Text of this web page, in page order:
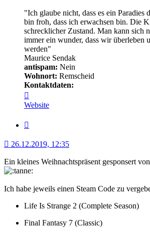
"Ich glaube nicht, dass es ein Paradies
bin froh, dass ich erwachsen bin. Die
schrecklicher Zustand. Man kann sich
immer ein wunder, dass wir überleben
werden"
Maurice Sendak
antispam: Nein
Wohnort: Remscheid
Kontaktdaten:
von
Minerva
Website
26.12.2019, 12:35
Ein kleines Weihnachtspräsent gesponsert
Ich habe jeweils einen Steam Code zu
Life Is Strange 2 (Complete Season)
Final Fantasy 7 (Classic)